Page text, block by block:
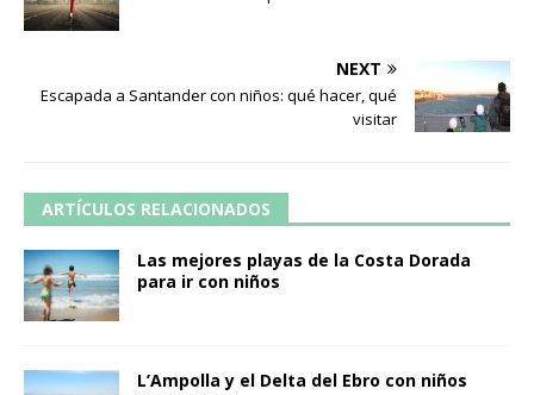
NEXT
Escapada a Santander con niños: qué hacer, qué
visitar
ARTÍCULOS RELACIONADOS
Las mejores playas de la Costa Dorada
para ir con niños
L’Ampolla y el Delta del Ebro con niños